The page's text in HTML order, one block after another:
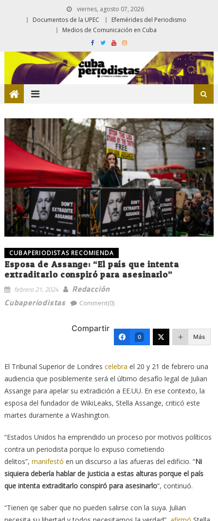
viernes, agosto 07, 2026
Documentos de la UPEC
Efemérides del Periodismo
Medios de Comunicación en Cuba
CUBAPERIODISTAS RECOMIENDA
Esposa de Assange: “El país que intenta
extraditarlo conspiró para asesinarlo”
febrero 21, 2024
Redacción
Cubaperiodistas
Comment(0)
Compartir
0 Más
El Tribunal Superior de Londres celebra el 20 y 21 de febrero una
audiencia que posiblemente será el último desafío legal de Julian
Assange para apelar su extradición a EE.UU. En ese contexto, la
esposa del fundador de WikiLeaks, Stella Assange, criticó este
martes duramente a Washington.
“Estados Unidos ha emprendido un proceso por motivos políticos
contra un periodista porque lo expuso cometiendo
delitos”, manifestó en un discurso a las afueras del edificio. “Ni
siquiera debería hablar de justicia a estas alturas porque el país
que intenta extraditarlo conspiró para asesinarlo“, continuó.
“Tienen qe saber que no pueden salirse con la suya. Julian